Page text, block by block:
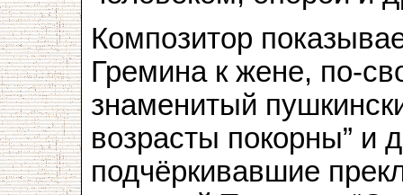
Композитор
Гремина к жене, по-
знаменитый
возрасты покорны” и
подчёркивавшие